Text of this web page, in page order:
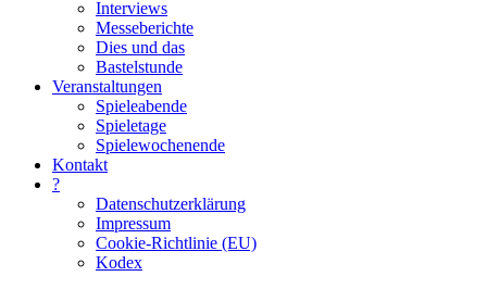
Interviews
Messeberichte
Dies und das
Bastelstunde
Veranstaltungen
Spieleabende
Spieletage
Spielewochenende
Kontakt
?
Datenschutzerklärung
Impressum
Cookie-Richtlinie (EU)
Kodex